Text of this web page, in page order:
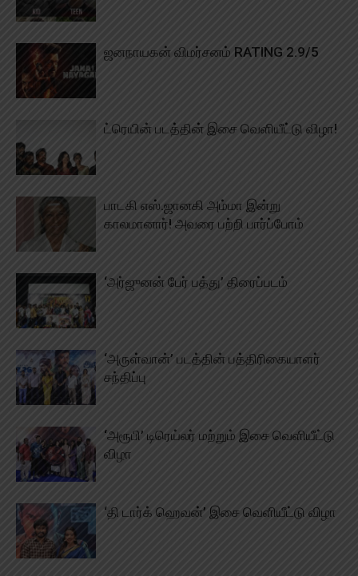
ஜனநாயகன் விமர்சனம் RATING 2.9/5
ட்ரெயின் படத்தின் இசை வெளியீட்டு விழா!
பாடகி எஸ்.ஜானகி அம்மா இன்று
காலமானார்! அவரை பற்றி பார்ப்போம்
‘அர்ஜுனன் பேர் பத்து’ திரைப்படம்
‘அருள்வான்’ படத்தின் பத்திரிகையாளர்
சந்திப்பு
‘அரூபி’ டிரெய்லர் மற்றும் இசை வெளியீட்டு
விழா
‘தி டார்க் ஹெவன்’ இசை வெளியீட்டு விழா